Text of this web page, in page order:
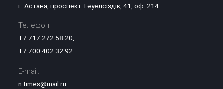
г. Астана, проспект Тәуелсіздік, 41, оф. 214
Телефон:
+7 717 272 58 20,
+7 700 402 32 92
E-mail:
n.times@mail.ru